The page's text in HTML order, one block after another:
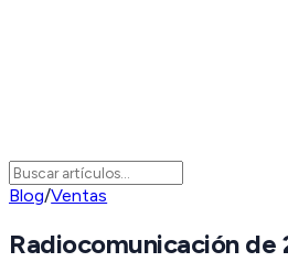
Blog/Ventas
Radiocomunicación de